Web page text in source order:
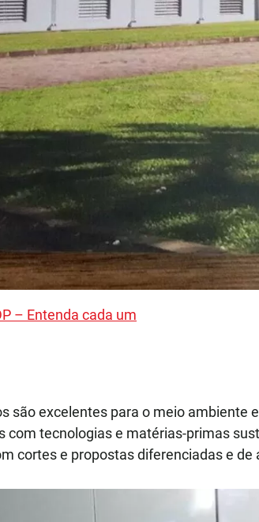
– Entenda cada um
são excelentes para o meio
com tecnologias e matérias-primas
cortes e propostas diferenciadas e